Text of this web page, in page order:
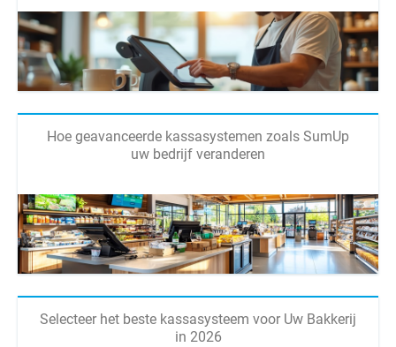
Hoe geavanceerde kassasystemen zoals SumUp
uw bedrijf veranderen
Selecteer het beste kassasysteem voor Uw Bakkerij
in 2026